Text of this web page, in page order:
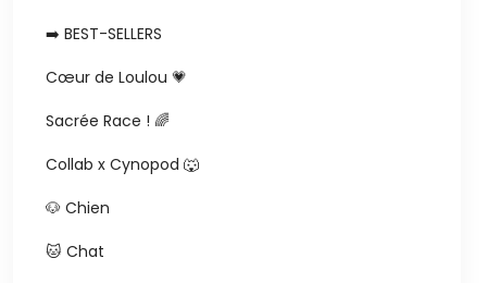
➡️ BEST-SELLERS
Cœur de Loulou 💗
Sacrée Race ! 🌈
Collab x Cynopod 🐺
🐶 Chien
🐱 Chat